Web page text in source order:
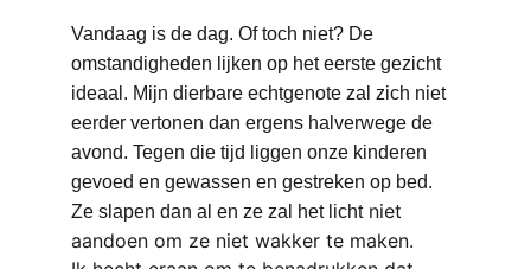
Vandaag is de dag. Of toch niet? De
omstandigheden lijken op het eerste gezicht
ideaal. Mijn dierbare echtgenote zal zich niet
eerder vertonen dan ergens halverwege de
avond. Tegen die tijd liggen onze kinderen
gevoed en gewassen en gestreken op bed.
Ze slapen dan al en ze zal het licht niet
aandoen om ze niet wakker te maken.